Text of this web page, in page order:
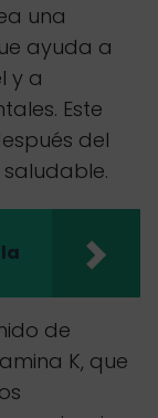
una
ayuda a
y a
Este
del
de
K, que